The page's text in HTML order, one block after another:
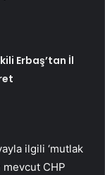
Erbaş’tan İl
ilgili ‘mutlak
mevcut CHP